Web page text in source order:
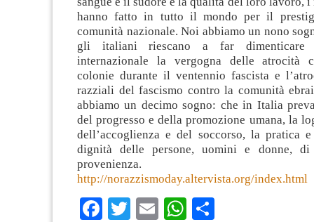
hanno fatto in tutto il mondo per il
comunità nazionale. Noi abbiamo un nono
gli italiani riescano a far dimenticare
internazionale la vergogna delle atrocità
colonie durante il ventennio fascista e
razziali del fascismo contro la comunità
abbiamo un decimo sogno: che in Italia
del progresso e della promozione umana, la
dell’accoglienza e del soccorso, la pratica
dignità delle persone, uomini e donne,
provenienza.
http://norazzismoday.altervista.org/index.html
Facebook
TwitterEmailWhatsApp